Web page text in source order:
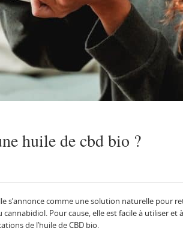
huile de cbd bio ?
s’annonce comme une solution naturelle pour
Pour cause, elle est facile à utiliser
de l’huile de CBD bio.